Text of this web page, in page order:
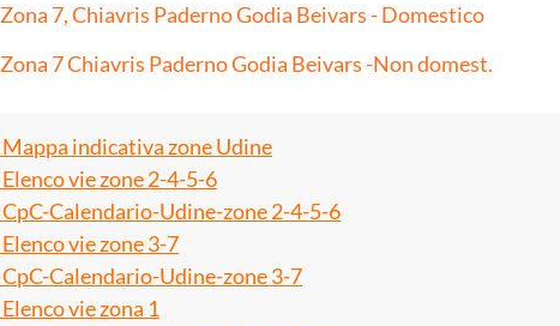
Zona 7, Chiavris Paderno Godia Beivars - Domestico
Zona 7 Chiavris Paderno Godia Beivars -Non domest.
Mappa indicativa zone Udine
Elenco vie zone 2-4-5-6
CpC-Calendario-Udine-zone 2-4-5-6
Elenco vie zone 3-7
CpC-Calendario-Udine-zone 3-7
Elenco vie zona 1